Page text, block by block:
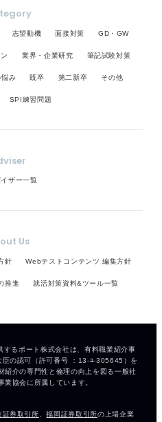
志望動機 面接対策 GD・GW
業界・企業研究 筆記試験対策
悩み 既卒 第二新卒 その他
SPI練習問題
ザー一覧
Us
針 Webテストコンテンツ 編集方針
推進 就活対策資料&ツール一覧